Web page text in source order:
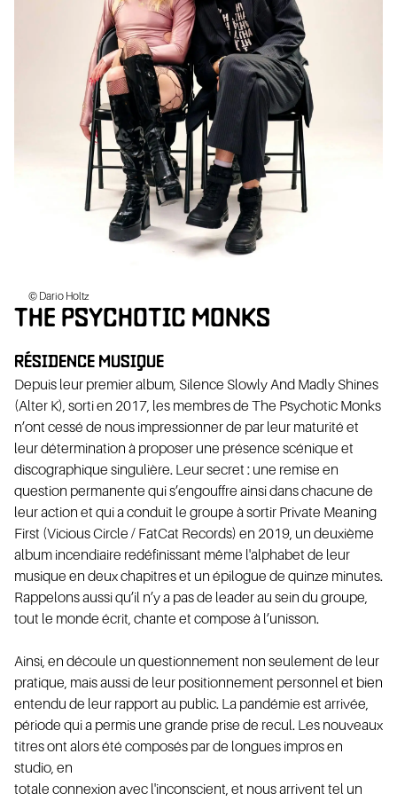
THE PSYCHOTIC MONKS
RÉSIDENCE MUSIQUE
Depuis leur premier album, Silence Slowly And Madly Shines
(Alter K), sorti en 2017, les membres de The Psychotic Monks
n’ont cessé de nous impressionner de par leur maturité et
leur détermination à proposer une présence scénique et
discographique singulière. Leur secret : une remise en
question permanente qui s’engouffre ainsi dans chacune de
leur action et qui a conduit le groupe à sortir Private Meaning
First (Vicious Circle / FatCat Records) en 2019, un deuxième
album incendiaire redéfinissant même l'alphabet de leur
musique en deux chapitres et un épilogue de quinze minutes.
Rappelons aussi qu’il n’y a pas de leader au sein du groupe,
tout le monde écrit, chante et compose à l’unisson.
Ainsi, en découle un questionnement non seulement de leur
pratique, mais aussi de leur positionnement personnel et bien
entendu de leur rapport au public. La pandémie est arrivée,
période qui a permis une grande prise de recul. Les nouveaux
titres ont alors été composés par de longues impros en
studio, en
totale connexion avec l'inconscient, et nous arrivent tel un
© Dario Holtz